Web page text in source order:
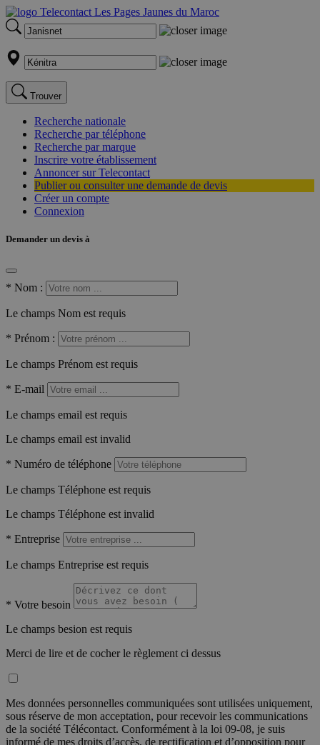
Trouver
Recherche nationale
Recherche par téléphone
Recherche par marque
Inscrire votre établissement
Annoncer sur Telecontact
Publier ou consulter une demande de devis
Créer un compte
Connexion
Demander un devis à
* Nom :
Le champs Nom est requis
* Prénom :
Le champs Prénom est requis
* E-mail
Le champs email est requis
Le champs email est invalid
* Numéro de téléphone
Le champs Téléphone est requis
Le champs Téléphone est invalid
* Entreprise
Le champs Entreprise est requis
* Votre besoin
Le champs besion est requis
Merci de lire et de cocher le règlement ci dessus
Mes données personnelles communiquées sont utilisées uniquement,
sous réserve de mon acceptation, pour recevoir les communications
de la société Télécontact. Conformément à la loi 09-08, je suis
informé de mes droits d’accès, de rectification et d’opposition pour